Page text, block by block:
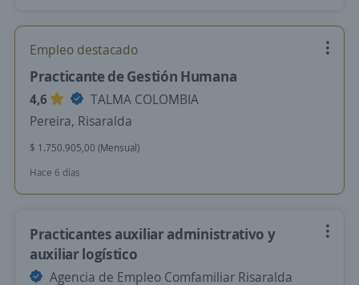
Empleo destacado
Practicante de Gestión Humana
4,6
TALMA COLOMBIA
Pereira, Risaralda
$ 1.750.905,00 (Mensual)
Hace 6 días
Practicantes auxiliar administrativo y
auxiliar logístico
Agencia de Empleo Comfamiliar Risaralda